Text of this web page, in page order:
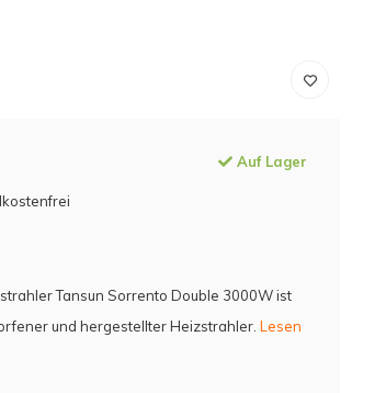
Auf Lager
Tansun Sorrento Double 3000W ist
und hergestellter Heizstrahler. Lesen